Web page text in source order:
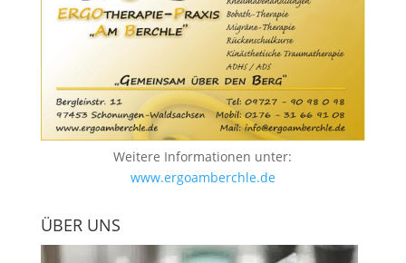
Weitere Informationen unter:
www.ergoamberchle.de
ÜBER UNS